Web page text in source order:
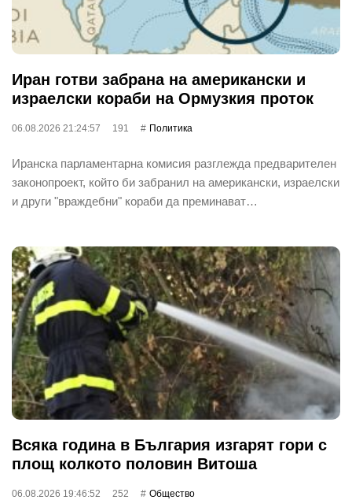
Иран готви забрана на американски и
израелски кораби на Ормузкия проток
06.08.2026 21:24:57 191 Политика
Иранска парламентарна комисия разглежда предварителен
законопроект, който би забранил на американски, израелски
и други "враждебни" кораби да преминават…
Всяка година в България изгарят гори с
площ колкото половин Витоша
06.08.2026 19:46:52 252 Общество